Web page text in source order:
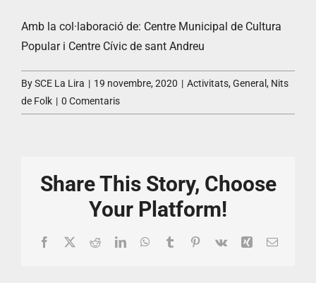
Amb la col·laboració de: Centre Municipal de Cultura
Popular i Centre Cívic de sant Andreu
BySCE La Lira | 19 novembre, 2020 | Activitats,General , Nits
de Folk | 0 Comentaris
Share This Story, Choose
Your Platform!
Facebook
X RedditLinkedInWhatsApp
TumblrPinterest
Vk Xing Email: